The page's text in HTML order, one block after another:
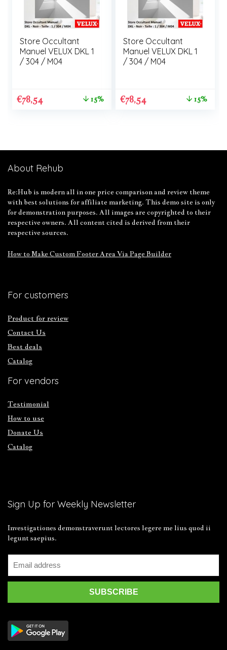
Store Occultant
Manuel VELUX DKL 1
/ 304 / M04
€78,54 15%
Store Occultant
Manuel VELUX DKL 1
/ 304 / M04
€78,54 15%
About Rehub
Re:Hub is modern all in one price comparison and review theme
with best solutions for affiliate marketing. This demo site is only
for demonstration purposes. All images are copyrighted to their
respective owners. All content cited is derived from their
respective sources.
How to Make Custom Footer Area Via Page Builder
For customers
Product for review
Contact Us
Best deals
Catalog
For vendors
Testimonial
How to use
Donate Us
Catalog
Sign Up for Weekly Newsletter
Investigationes demonstraverunt lectores legere me lius quod ii
legunt saepius.